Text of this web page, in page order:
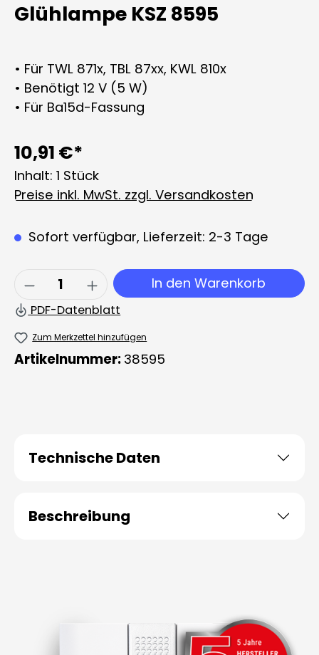
Glühlampe KSZ 8595
• Für TWL 871x, TBL 87xx, KWL 810x
• Benötigt 12 V (5 W)
• Für Ba15d-Fassung
10,91 €*
Inhalt: 1 Stück
Preise inkl. MwSt. zzgl. Versandkosten
Sofort verfügbar, Lieferzeit: 2-3 Tage
Produkt Anzahl: Gib den
In den Warenkorb
PDF-Datenblatt
Zum Merkzettel hinzufügen
Artikelnummer: 38595
Technische Daten
Beschreibung